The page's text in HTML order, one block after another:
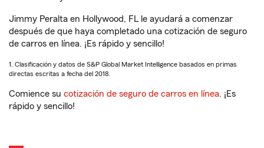
Jimmy Peralta en Hollywood, FL le ayudará a comenzar
después de que haya completado una cotización de seguro
de carros en línea. ¡Es rápido y sencillo!
1. Clasificación y datos de S&P Global Market Intelligence basados en primas
directas escritas a fecha del 2018.
Comience su cotización de seguro de carros en línea. ¡Es
rápido y sencillo!